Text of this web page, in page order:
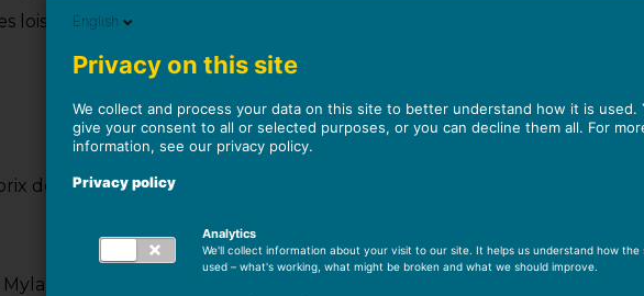
loisirs, un restaurant et un terrain de tennis sont
de 369 900 euros. Le vendeur est un partenaire de
Urbansky au 06-23-32-28-23. Constructeur de
English
Privacy on this site
We collect and process your data on this site to better understand how it is used.
give your consent to all or selected purposes, or you can decline them all. For
information, see our privacy policy.
Privacy policy
Analytics
We'll collect information about your visit to our site. It helps us understand how the
used – what's working, what might be broken and what we should improve.